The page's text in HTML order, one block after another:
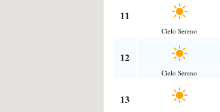
11
Cielo Sereno
12
Cielo Sereno
13